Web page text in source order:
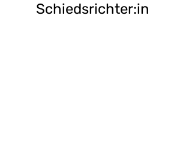
Schiedsrichter:in